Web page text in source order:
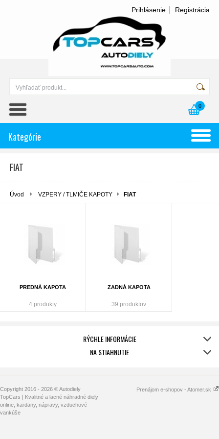
Prihlásenie Registrácia
0
Kategórie
FIAT
Úvod VZPERY / TLMIČE KAPOTY FIAT
PREDNÁ KAPOTA
4 produkty
ZADNÁ KAPOTA
39 produktov
RÝCHLE INFORMÁCIE
NA STIAHNUTIE
Copyright 2016 - 2026 © Autodiely
TopCars | Kvalitné a lacné náhradné diely
online, kardany, nápravy, vzduchové
vankúše
Prenájom e-shopov - Atomer.sk